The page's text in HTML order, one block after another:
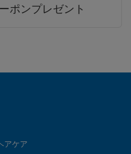
ポンプレゼント
アケア